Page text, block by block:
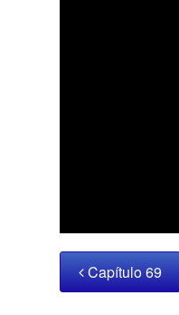
Capítulo 69